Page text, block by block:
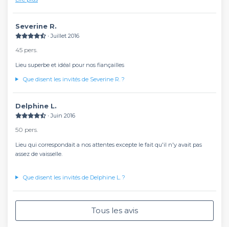
Severine R.
∙ Juillet 2016
45 pers.
Lieu superbe et idéal pour nos fiançailles
Que disent les invités de Severine R. ?
Delphine L.
∙ Juin 2016
50 pers.
Lieu qui correspondait a nos attentes excepte le fait qu'il n'y avait pas
assez de vaisselle.
Que disent les invités de Delphine L. ?
Tous les avis